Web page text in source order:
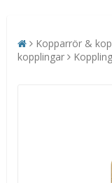
Kopparrör &
kopplingar